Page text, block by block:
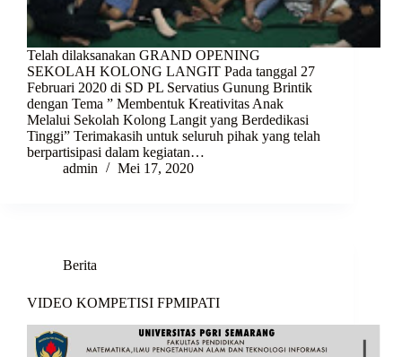
Telah dilaksanakan GRAND OPENING
SEKOLAH KOLONG LANGIT Pada tanggal 27
Februari 2020 di SD PL Servatius Gunung Brintik
dengan Tema ” Membentuk Kreativitas Anak
Melalui Sekolah Kolong Langit yang Berdedikasi
Tinggi” Terimakasih untuk seluruh pihak yang telah
berpartisipasi dalam kegiatan…
admin
Mei 17, 2020
Berita
VIDEO KOMPETISI FPMIPATI